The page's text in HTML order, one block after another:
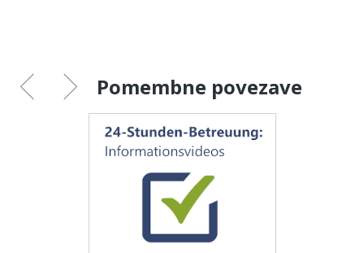
Pomembne povezave